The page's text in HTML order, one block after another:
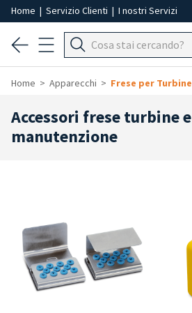
Home | Servizio Clienti | I nostri Servizi
Home Apparecchi Frese per Turbine
Accessori frese turbine e
manutenzione